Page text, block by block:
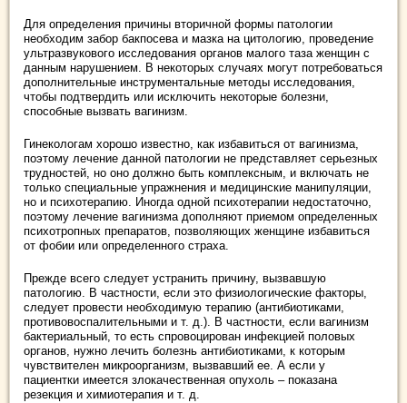
Для определения причины вторичной формы патологии
необходим забор бакпосева и мазка на цитологию, проведение
ультразвукового исследования органов малого таза женщин с
данным нарушением. В некоторых случаях могут потребоваться
дополнительные инструментальные методы исследования,
чтобы подтвердить или исключить некоторые болезни,
способные вызвать вагинизм.
Гинекологам хорошо известно, как избавиться от вагинизма,
поэтому лечение данной патологии не представляет серьезных
трудностей, но оно должно быть комплексным, и включать не
только специальные упражнения и медицинские манипуляции,
но и психотерапию. Иногда одной психотерапии недостаточно,
поэтому лечение вагинизма дополняют приемом определенных
психотропных препаратов, позволяющих женщине избавиться
от фобии или определенного страха.
Прежде всего следует устранить причину, вызвавшую
патологию. В частности, если это физиологические факторы,
следует провести необходимую терапию (антибиотиками,
противовоспалительными и т. д.). В частности, если вагинизм
бактериальный, то есть спровоцирован инфекцией половых
органов, нужно лечить болезнь антибиотиками, к которым
чувствителен микроорганизм, вызвавший ее. А если у
пациентки имеется злокачественная опухоль – показана
резекция и химиотерапия и т. д.